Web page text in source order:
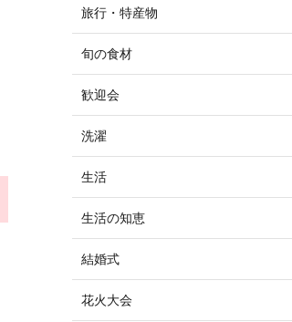
旅行・特産物
旬の食材
歓迎会
洗濯
生活
生活の知恵
結婚式
花火大会